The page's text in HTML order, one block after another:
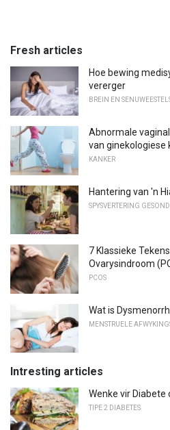
Fresh articles
Hoe bewing
vererger
BREIN EN
Abnormale
van ginekologiese
KANKER
Hantering van 'n
SPYSVERTERING
7 Klassieke
Ovarysindroom
PCOS
Wat is
MENSTRUELE
Intresting articles
Wenke vir Diabete
TIPE 2 DIABETES